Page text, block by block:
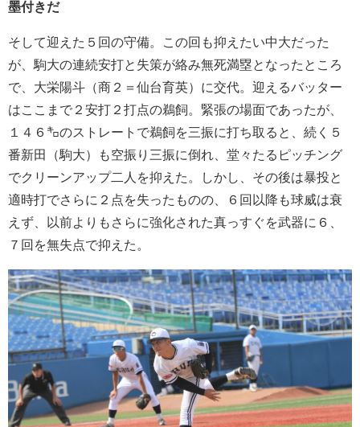
墨付きだ
そして迎えた５回の守備。この回も抑えたい中大だった
が、駒大の連続安打と失策が絡み無死満塁となったところ
で、大栄陽斗（商２＝仙台育英）に交代。迎えるバッター
はここまで２安打２打点の鵜飼。緊張の場面であったが、
１４６㌔のストレートで鵜飼を三振に打ち取ると、続く５
番新田（駒大）も空振り三振に倒れ、堂々たるピッチング
でクリーンアップ二人を抑えた。しかし、その後は暴投と
適時打でさらに２点を失ったものの、６回以降も球威は衰
えず、以前よりもさらに強化された真っすぐを武器に６、
７回を無失点で抑えた。